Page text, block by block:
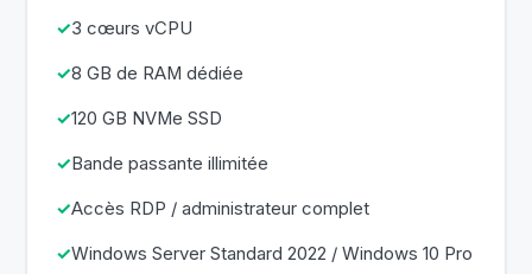
3 cœurs vCPU
8 GB de RAM dédiée
120 GB NVMe SSD
Bande passante illimitée
Accès RDP / administrateur complet
Windows Server Standard 2022 / Windows 10 Pro